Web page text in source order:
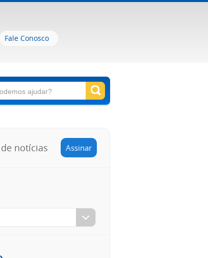
Fale Conosco
de notícias Assinar